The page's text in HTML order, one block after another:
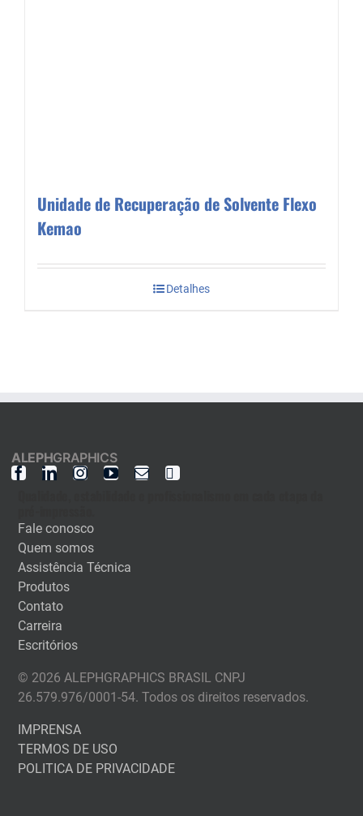
Unidade de Recuperação de Solvente Flexo
Kemao
Detalhes
ALEPHGRAPHICS
Fale conosco
Quem somos
Assistência Técnica
Produtos
Contato
Carreira
Escritórios
© 2026 ALEPHGRAPHICS BRASIL CNPJ
26.579.976/0001-54. Todos os direitos reservados.
IMPRENSA
TERMOS DE USO
POLITICA DE PRIVACIDADE